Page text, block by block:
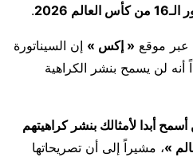
من كأس العالم 2026 .
عبر موقع « إكس » إن السيناتورة
أنه لن يسمح بنشر الكراهية
أبدا لأمثالك بنشر كراهيتهم
»، مشيراً إلى أن تصريحاتها